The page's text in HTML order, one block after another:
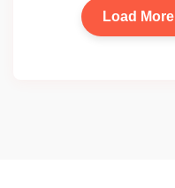
Load